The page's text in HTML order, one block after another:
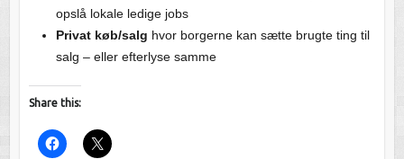
opslå lokale ledige jobs
Privat køb/salg hvor borgerne kan sætte brugte ting til
salg – eller efterlyse samme
Share this: